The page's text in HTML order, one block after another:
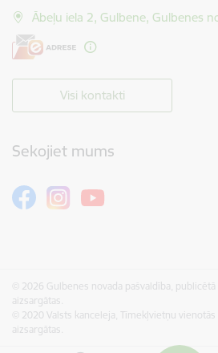
Ābeļu iela 2, Gulbene, Gulbenes
Visi kontakti
Sekojiet mums
© 2026 Gulbenes novada pašvaldība,
aizsargātas.
© 2020 Valsts kanceleja, Tīmekļvietņu
aizsargātas.